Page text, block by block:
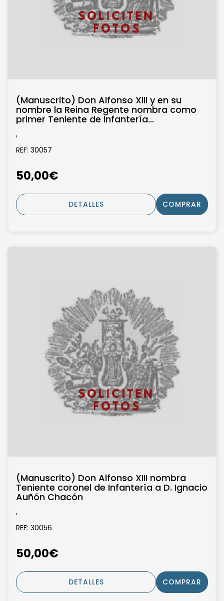
(Manuscrito) Don Alfonso XIII y en su
nombre la Reina Regente nombra como
primer Teniente de Infantería...
,
REF: 30057
50,00€
DETALLES COMPRAR
(Manuscrito) Don Alfonso XIII nombra
Teniente coronel de Infantería a D. Ignacio
Auñón Chacón
,
REF: 30056
50,00€
DETALLES COMPRAR